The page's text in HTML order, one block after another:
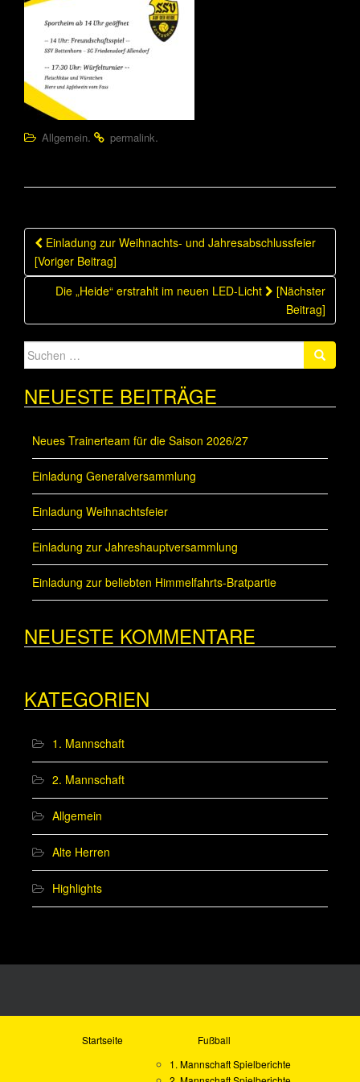
Allgemein. permalink.
Beitragsnavigation
Einladung zur Weihnachts- und Jahresabschlussfeier
[Voriger Beitrag]
Die „Heide“ erstrahlt im neuen LED-Licht
[Nächster
Beitrag]
Suche
nach:
NEUESTE BEITRÄGE
Neues Trainerteam für die Saison 2026/27
Einladung Generalversammlung
Einladung Weihnachtsfeier
Einladung zur Jahreshauptversammlung
Einladung zur beliebten Himmelfahrts-Bratpartie
NEUESTE KOMMENTARE
KATEGORIEN
1. Mannschaft
2. Mannschaft
Allgemein
Alte Herren
Highlights
Startseite
Fußball
1. Mannschaft Spielberichte